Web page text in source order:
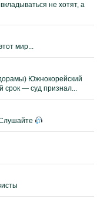
не хотят, а
мир...
Южнокорейский
срок — суд признал...